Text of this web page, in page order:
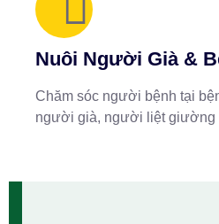
Nuôi Người Già &
Chăm sóc người bệnh tại
người già, người liệt giường